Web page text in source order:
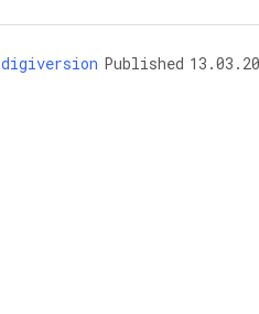
digiversion Published